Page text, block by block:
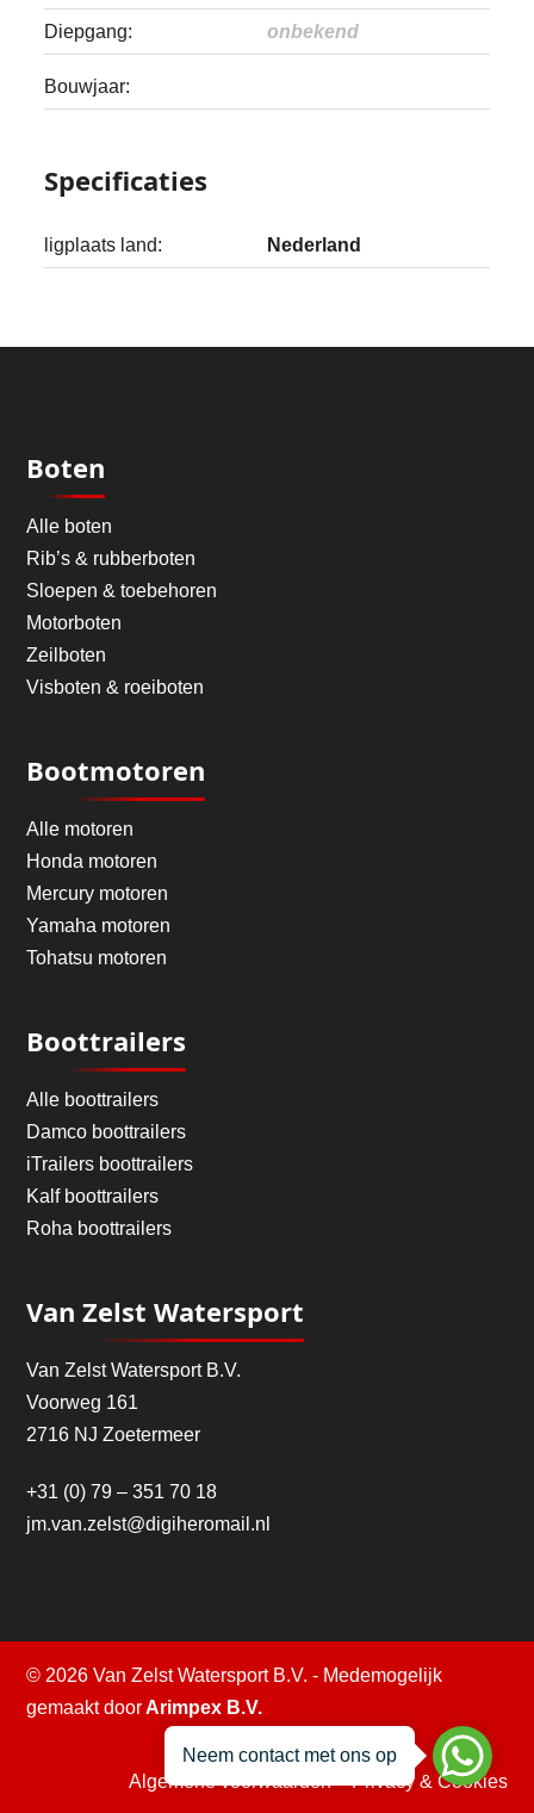
Diepgang: onbekend
Bouwjaar:
Specificaties
ligplaats land: Nederland
Boten
Alle boten
Rib’s & rubberboten
Sloepen & toebehoren
Motorboten
Zeilboten
Visboten & roeiboten
Bootmotoren
Alle motoren
Honda motoren
Mercury motoren
Yamaha motoren
Tohatsu motoren
Boottrailers
Alle boottrailers
Damco boottrailers
iTrailers boottrailers
Kalf boottrailers
Roha boottrailers
Van Zelst Watersport
Van Zelst Watersport B.V.
Voorweg 161
2716 NJ Zoetermeer
+31 (0) 79 – 351 70 18
jm.van.zelst@digiheromail.nl
© 2026 Van Zelst Watersport B.V. - Medemogelijk
gemaakt doorArimpex B.V.
Algemene voorwaarden–Privacy & Cookies
Neem contact met ons op